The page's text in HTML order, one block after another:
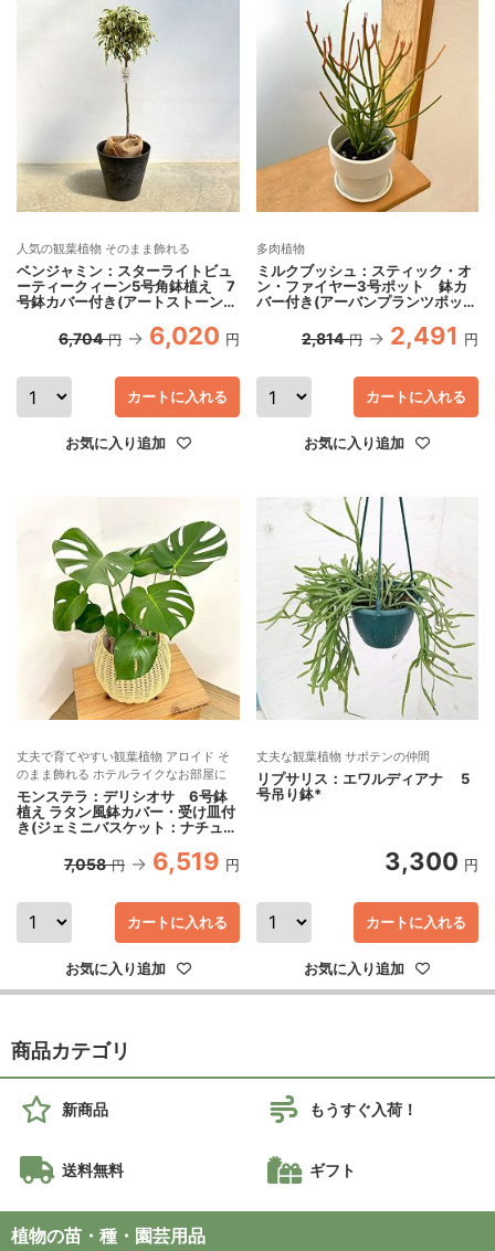
人気の観葉植物 そのまま飾れる
ベンジャミン：スターライトビュ
ーティークィーン5号角鉢植え 7
号鉢カバー付き(アートストーン
6,704 円 6,020 円
お気に入り追加
カートに入れる
多肉植物
ミルクブッシュ：スティック・オ
ン・ファイヤー3号ポット 鉢カ
バー付き(アーバンプランツポット
2,814 円 2,491 円
お気に入り追加
カートに入れる
丈夫で育てやすい観葉植物 アロイド そ
のまま飾れる ホテルライクなお部屋に
モンステラ：デリシオサ 6号鉢
植え ラタン風鉢カバー・受け皿付
き(ジェミニバスケット：ナチュラ
7,058 円 6,519 円
お気に入り追加
カートに入れる
丈夫な観葉植物 サボテンの仲間
リプサリス：エワルディアナ 5
号吊り鉢*
3,300 円
お気に入り追加
カートに入れる
商品カテゴリ
新商品 もうすぐ入荷！
送料無料 ギフト
植物の苗・種・園芸用品